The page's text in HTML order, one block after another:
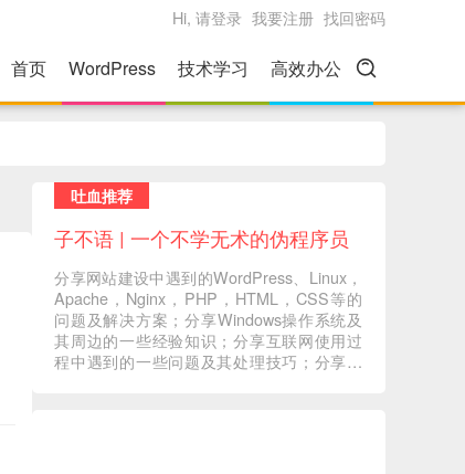
Hi, 请登录 我要注册 找回密码
首页 WordPress 技术学习 高效办公
吐血推荐
子不语 | 一个不学无术的伪程序员
分享网站建设中遇到的WordPress、Linux，
Apache，Nginx，PHP，HTML，CSS等的
问题及解决方案；分享Windows操作系统及
其周边的一些经验知识；分享互联网使用过
程中遇到的一些问题及其处理技巧；分享一